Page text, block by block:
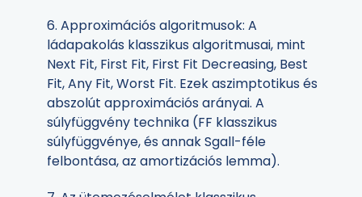
6. Approximációs algoritmusok: A
ládapakolás klasszikus algoritmusai, mint
Next Fit, First Fit, First Fit Decreasing, Best
Fit, Any Fit, Worst Fit. Ezek aszimptotikus és
abszolút approximációs arányai. A
súlyfüggvény technika (FF klasszikus
súlyfüggvénye, és annak Sgall-féle
felbontása, az amortizációs lemma).